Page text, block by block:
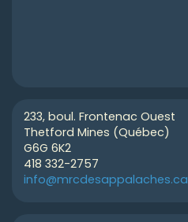
233, boul. Frontenac Ouest
Thetford Mines (Québec)
G6G 6K2
418 332-2757
info@mrcdesappalaches.ca